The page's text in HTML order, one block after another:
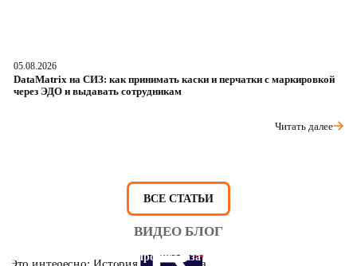
05.08.2026
DataMatrix на СИЗ: как принимать каски и перчатки с маркировкой
через ЭДО и выдавать сотрудникам
Читать далее
ВСЕ СТАТЬИ
ВИДЕО БЛОГ
Это интересно: История противогаза